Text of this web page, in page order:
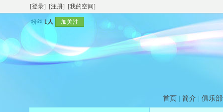
[登录] [注册] [我的空间]
粉丝1人 加关注
首页 简介 俱乐